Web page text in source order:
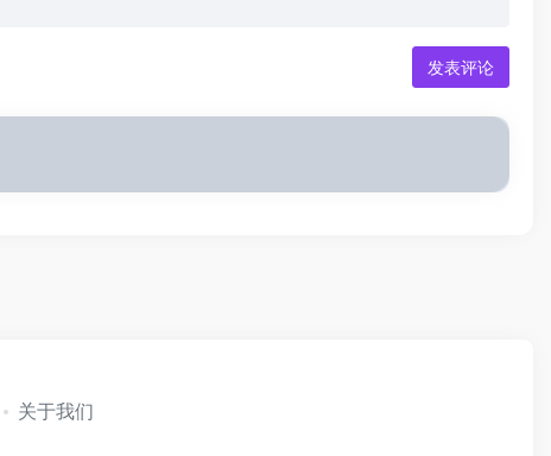
发表评论
关于我们